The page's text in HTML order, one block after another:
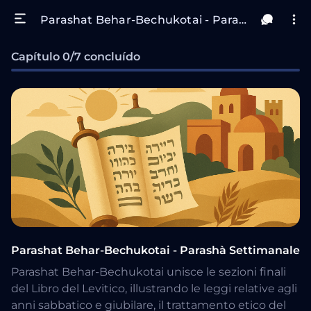
Parashat Behar-Bechukotai - Parashà Settimanale
Capítulo 0/7 concluído
Parashat Behar-Bechukotai - Parashà Settimanale
Parashat Behar-Bechukotai unisce le sezioni finali
del Libro del Levitico, illustrando le leggi relative agli
anni sabbatico e giubilare, il trattamento etico del